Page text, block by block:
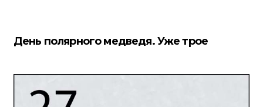
День полярного медведя. Уже трое